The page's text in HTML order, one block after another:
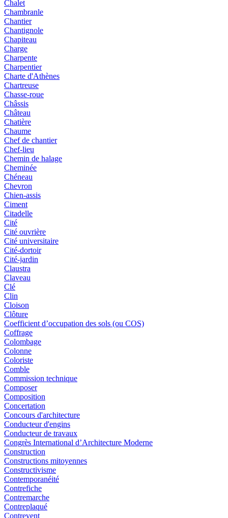
Chalet
Chambranle
Chantier
Chantignole
Chapiteau
Charge
Charpente
Charpentier
Charte d'Athènes
Chartreuse
Chasse-roue
Châssis
Château
Chatière
Chaume
Chef de chantier
Chef-lieu
Chemin de halage
Cheminée
Chéneau
Chevron
Chien-assis
Ciment
Citadelle
Cité
Cité ouvrière
Cité universitaire
Cité-dortoir
Cité-jardin
Claustra
Claveau
Clé
Clin
Cloison
Clôture
Coefficient d’occupation des sols (ou COS)
Coffrage
Colombage
Colonne
Coloriste
Comble
Commission technique
Composer
Composition
Concertation
Concours d'architecture
Conducteur d'engins
Conducteur de travaux
Congrès International d’Architecture Moderne
Construction
Constructions mitoyennes
Constructivisme
Contemporanéité
Contrefiche
Contremarche
Contreplaqué
Contrevent